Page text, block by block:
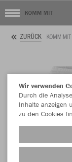
KOMM MIT
ZURÜCK KOMM MIT
Wir verwenden
Durch die
Inhalte anzeigen
zu den Cookies